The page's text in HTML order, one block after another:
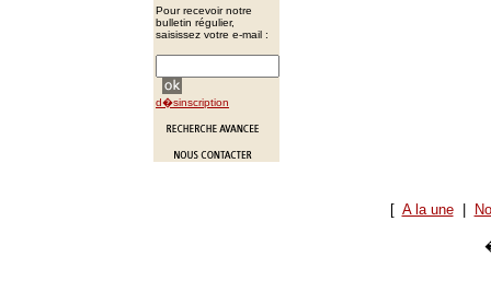
Pour recevoir notre
bulletin régulier,
saisissez votre e-mail :
d�sinscription
[ A la une|